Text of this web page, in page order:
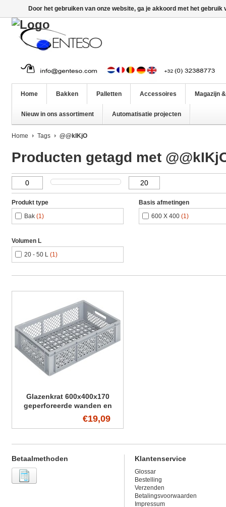
Home Bakken Palletten Accessoires Magazijn
Nieuw in ons assortiment Automatisatie projecten
Home Tags @@kIKjO
Producten getagd met
Produkt type
Bak (1)
Basis afmetingen
600 X 400 (1)
Volumen L
20 - 50 L (1)
Glazenkrat 600x400x170
geperforeerde wanden en
€19,09
Betaalmethoden Klantenservice
Glossar
Bestelling
Verzenden
Betalingsvoorwaarden
Impressum
Door het gebruiken van onze website, ga je akkoord met het